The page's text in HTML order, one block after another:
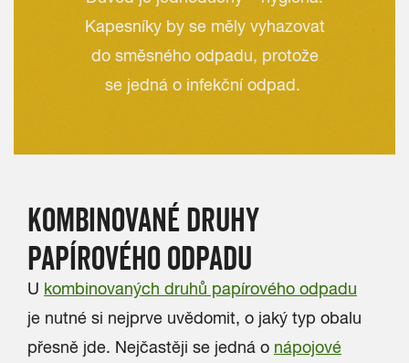
Kapesníky by se měly vyhazovat
do směsného odpadu, protože
se jedná o infekční odpad.
KOMBINOVANÉ DRUHY
PAPÍROVÉHO ODPADU
U kombinovaných druhů papírového odpadu
je nutné si nejprve uvědomit, o jaký typ obalu
přesně jde. Nejčastěji se jedná o nápojové